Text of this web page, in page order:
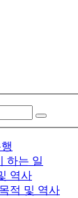
하는 일
역사
적 및 역사